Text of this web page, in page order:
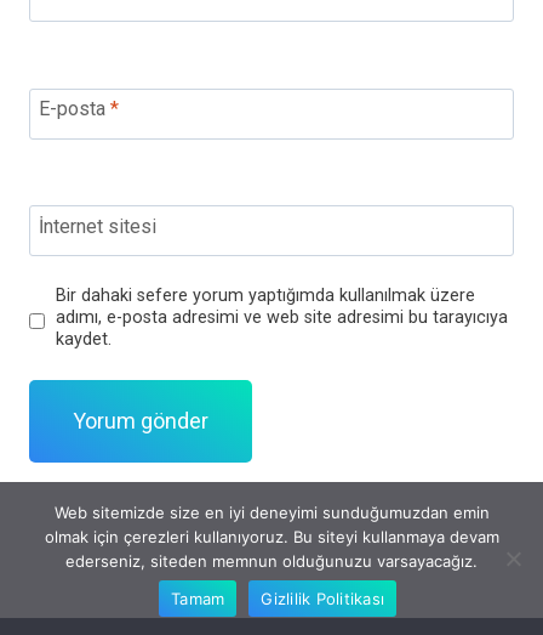
E-posta *
İnternet sitesi
Bir dahaki sefere yorum yaptığımda kullanılmak üzere
adımı, e-posta adresimi ve web site adresimi bu tarayıcıya
kaydet.
Web sitemizde size en iyi deneyimi sunduğumuzdan emin
olmak için çerezleri kullanıyoruz. Bu siteyi kullanmaya devam
ederseniz, siteden memnun olduğunuzu varsayacağız.
Tamam
Gizlilik Politikası